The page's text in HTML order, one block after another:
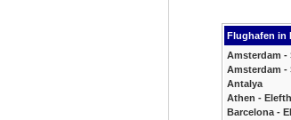
Flughafen in
Amsterdam -
Amsterdam -
Antalya
Athen -
Barcelona -